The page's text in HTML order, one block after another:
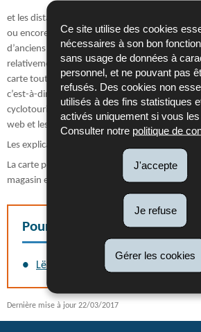
Ce site utilise des cookies
nécessaires à son bon
sans usage de données à
personnel, et ne pouvant pas
refusés. Des cookies non
utilisés à des fins statistiques
activés uniquement si vous
Consulter notre politique de
J'accepte
Je refuse
Gérer les cookies
et les distances des différents itinéraires
ou encore les sites de location de vélos. Les
d’anciens tracés ferroviaires et présentant
relativement plane sont spécialement
carte toutes les localités abritant au moins un
c’est-à-dire un établissement d’hébergement
cyclotouristes, avec, en légende, un répertoire
web et les numéros de téléphone des divers
Les explications sur la carte sont en français,
La carte peut être commandée auprès de la
magasin est de 5,00 euros.
Pour en savoir plus
Lëtzebuerger Vëlos-Initiativ
Dernière mise à jour 22/03/2017